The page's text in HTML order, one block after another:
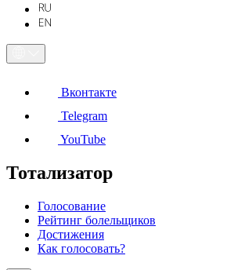
Вконтакте
Telegram
YouTube
Тотализатор
Голосование
Рейтинг болельщиков
Достижения
Как голосовать?